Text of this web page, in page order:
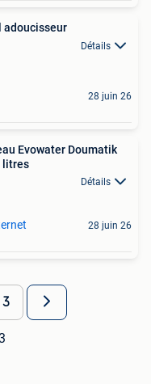
adoucisseur
Détails
28 juin 26
Evowater Doumatik
litres
Détails
28 juin 26
3